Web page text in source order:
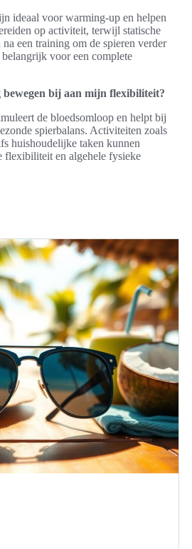
ideaal voor warming-up en helpen
op activiteit, terwijl statische
een training om de spieren verder
voor een complete
bewegen bij aan mijn flexibiliteit?
de bloedsomloop en helpt bij
spierbalans. Activiteiten zoals
huishoudelijke taken kunnen
flexibiliteit en algehele fysieke